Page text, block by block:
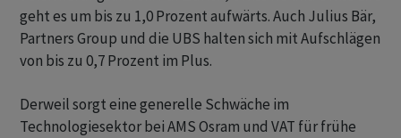
geht es um bis zu 1,0 Prozent aufwärts. Auch Julius Bär,
Partners Group und die UBS halten sich mit Aufschlägen
von bis zu 0,7 Prozent im Plus.
Derweil sorgt eine generelle Schwäche im
Technologiesektor bei AMS Osram und VAT für frühe